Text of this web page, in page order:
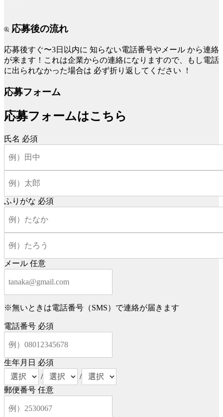
応募後の流れ
応募後すぐ〜3日以内に 知らない電話番号やメール から連絡
が来ます！これは企業からの連絡になりますので、もし電話
に出られなかった場合は 必ず折り返してください ！
応募フォーム
応募フォームはこちら
氏名 必須
ふりがな 必須
メール 任意
※無いときは電話番号（SMS）で連絡が届きます
電話番号 必須
生年月日 必須
/
/
郵便番号 任意